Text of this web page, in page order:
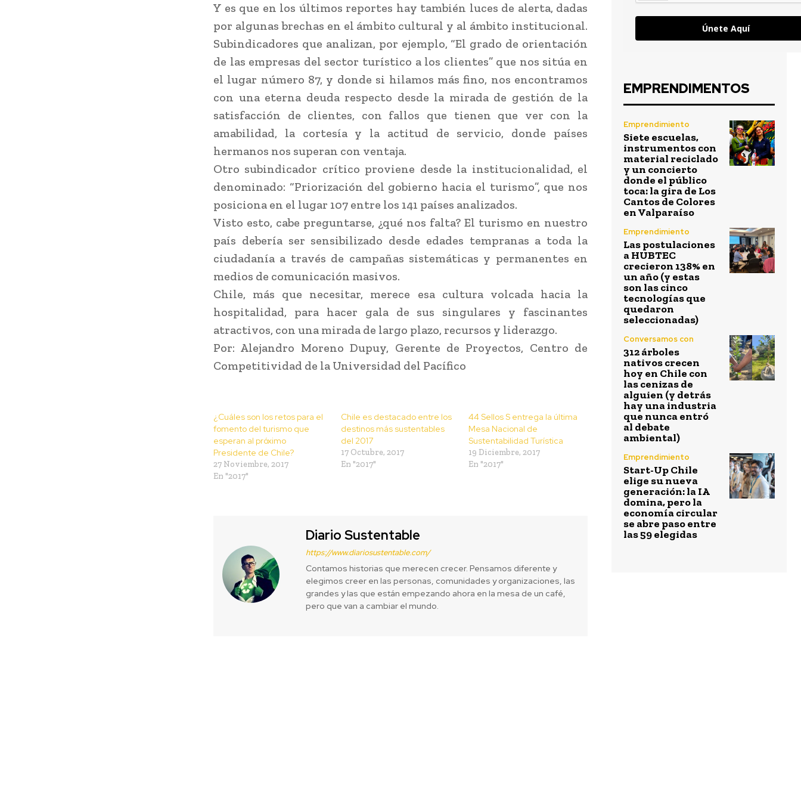
Y es que en los últimos reportes hay también luces de alerta, dadas
por algunas brechas en el ámbito cultural y al ámbito institucional.
Subindicadores que analizan, por ejemplo, “El grado de orientación
de las empresas del sector turístico a los clientes” que nos sitúa en
el lugar número 87, y donde si hilamos más fino, nos encontramos
con una eterna deuda respecto desde la mirada de gestión de la
satisfacción de clientes, con fallos que tienen que ver con la
amabilidad, la cortesía y la actitud de servicio, donde países
hermanos nos superan con ventaja.
Otro subindicador crítico proviene desde la institucionalidad, el
denominado: “Priorización del gobierno hacia el turismo”, que nos
posiciona en el lugar 107 entre los 141 países analizados.
Visto esto, cabe preguntarse, ¿qué nos falta? El turismo en nuestro
país debería ser sensibilizado desde edades tempranas a toda la
ciudadanía a través de campañas sistemáticas y permanentes en
medios de comunicación masivos.
Chile, más que necesitar, merece esa cultura volcada hacia la
hospitalidad, para hacer gala de sus singulares y fascinantes
atractivos, con una mirada de largo plazo, recursos y liderazgo.
Por: Alejandro Moreno Dupuy, Gerente de Proyectos, Centro de
Competitividad de la Universidad del Pacífico
¿Cuáles son los retos para el
fomento del turismo que
esperan al próximo
Presidente de Chile?
27 Noviembre, 2017
En "2017"
Chile es destacado entre los
destinos más sustentables
del 2017
17 Octubre, 2017
En "2017"
44 Sellos S entrega la última
Mesa Nacional de
Sustentabilidad Turística
19 Diciembre, 2017
En "2017"
Diario Sustentable
https://www.diariosustentable.com/
Contamos historias que merecen crecer. Pensamos diferente y
elegimos creer en las personas, comunidades y organizaciones, las
grandes y las que están empezando ahora en la mesa de un café,
pero que van a cambiar el mundo.
Únete Aquí
EMPRENDIMENTOS
Emprendimiento
Siete escuelas,
instrumentos con
material reciclado
y un concierto
donde el público
toca: la gira de Los
Cantos de Colores
en Valparaíso
Emprendimiento
Las postulaciones
a HUBTEC
crecieron 138% en
un año (y estas
son las cinco
tecnologías que
quedaron
seleccionadas)
Conversamos con
312 árboles
nativos crecen
hoy en Chile con
las cenizas de
alguien (y detrás
hay una industria
que nunca entró
al debate
ambiental)
Emprendimiento
Start-Up Chile
elige su nueva
generación: la IA
domina, pero la
economía circular
se abre paso entre
las 59 elegidas